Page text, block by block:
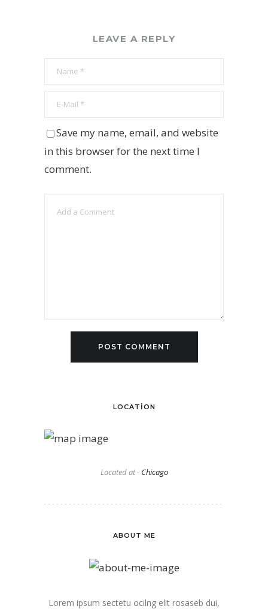
LEAVE A REPLY
Save my name, email, and website
in this browser for the next time I
comment.
LOCATION
Located at - Chicago
ABOUT ME
Lorem ipsum sectetu ocilng elit rosaseb dui,